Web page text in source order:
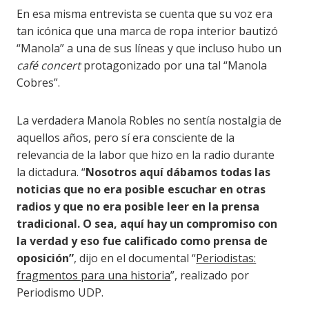
En esa misma entrevista se cuenta que su voz era
tan icónica que una marca de ropa interior bautizó
“Manola” a una de sus líneas y que incluso hubo un
café concertprotagonizado por una tal “Manola
Cobres”.
La verdadera Manola Robles no sentía nostalgia de
aquellos años, pero sí era consciente de la
relevancia de la labor que hizo en la radio durante
la dictadura. “Nosotros aquí dábamos todas las
noticias que no era posible escuchar en otras
radios y que no era posible leer en la prensa
tradicional. O sea, aquí hay un compromiso con
la verdad y eso fue calificado como prensa de
oposición”, dijo en el documental “Periodistas:
fragmentos para una historia”, realizado por
Periodismo UDP.